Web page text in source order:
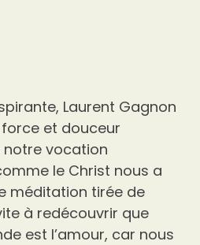
Laurent Gagnon
et douceur
notre vocation
le Christ nous a
méditation tirée de
à redécouvrir que
est l’amour, car nous